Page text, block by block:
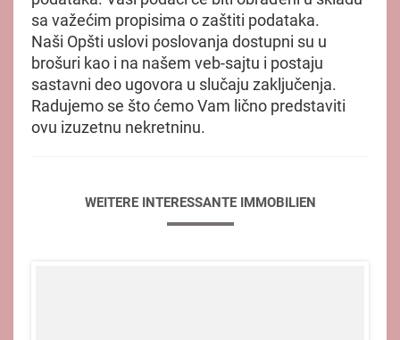
sa važećim propisima o zaštiti podataka.
Naši Opšti uslovi poslovanja dostupni su u
brošuri kao i na našem veb-sajtu i postaju
sastavni deo ugovora u slučaju zaključenja.
Radujemo se što ćemo Vam lično predstaviti
ovu izuzetnu nekretninu.
WEITERE INTERESSANTE IMMOBILIEN